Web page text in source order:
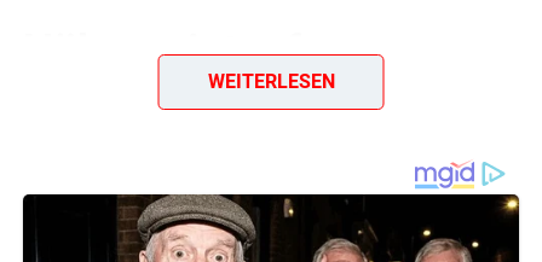
Hühnereintopf
ist genau
das Richtige! Reichhaltig an Aromen und voller nahrhafter
Zutaten ist dieser Eintopf ein echter Seelenschmeichler.
Serviere ihn alleine oder mit frischem Brot für ein
WEITERLESEN